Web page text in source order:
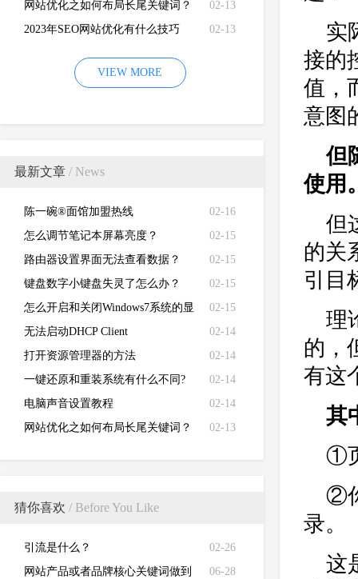
02-13
网站优化之如何布局长尾关键词？
02-13
2023年SEO网站优化有什么技巧
VIEW MORE
最新文章 / News
02-16
陈一碗®面馆加盟热线
02-15
怎么调节笔记本屏幕亮度？
02-15
路由器设置界面无法查看数据？
02-15
键盘数字小键盘失灵了怎么办？
02-15
怎么开启和关闭Windows7系统的显
卡硬件加速功能
02-14
无法启动DHCP Client
02-14
打开资源管理器的方法
02-14
一键还原和重装系统有什么不同?
02-14
电脑声音设置教程
02-13
网站优化之如何布局长尾关键词？
猜你喜欢 / Before You Like
02-26
引流是什么？
06-28
网站产品或者品牌核心关键词做到
实
接的
值，
意图
但
使用
但
的关
引目
理
的，
有这
其
①
②
录。
这